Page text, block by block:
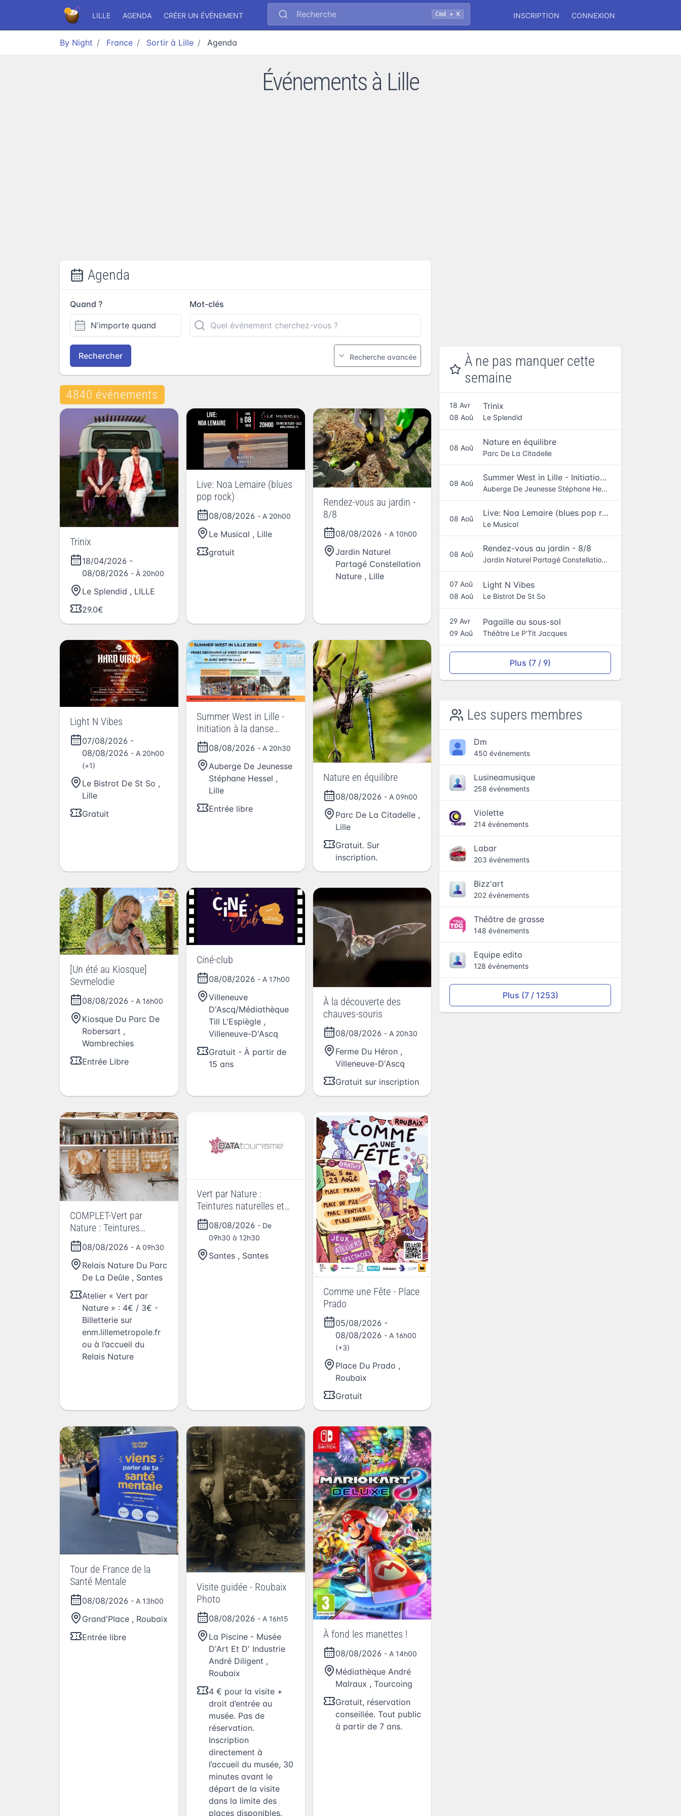
LILLE AGENDA CRÉER UN ÉVÉNEMENT Recherche Cmd + K INSCRIPTION CONNEXION
By Night France Sortir à Lille Agenda
Événements à Lille
Agenda
Quand ? Mot-clés
Rechercher Recherche avancée
4840 événements
Trinix
18/04/2026 -
08/08/2026 - À 20h00
Le Splendid , LILLE
29.0€
Live: Noa Lemaire (blues
pop rock)
08/08/2026 - A 20h00
Le Musical , Lille
gratuit
Rendez-vous au jardin -
8/8
08/08/2026 - A 10h00
Jardin Naturel
Partagé Constellation
Nature , Lille
Light N Vibes
07/08/2026 -
08/08/2026 - A 20h00
(+1)
Le Bistrot De St So ,
Lille
Gratuit
Summer West in Lille -
Initiation à la danse
West Coast Swing à
l'Auberge de jeunesse
Stéphane Hessel
08/08/2026 - A 20h30
Auberge De Jeunesse
Stéphane Hessel ,
Lille
Entrée libre
Nature en équilibre
08/08/2026 - A 09h00
Parc De La Citadelle ,
Lille
Gratuit. Sur
inscription.
[Un été au Kiosque]
Sevmelodie
08/08/2026 - A 16h00
Kiosque Du Parc De
Robersart ,
Wambrechies
Entrée Libre
Ciné-club
08/08/2026 - A 17h00
Villeneuve
D'Ascq/Médiathèque
Till L'Espiègle ,
Villeneuve-D'Ascq
Gratuit - À partir de
15 ans
À la découverte des
chauves-souris
08/08/2026 - A 20h30
Ferme Du Héron ,
Villeneuve-D'Ascq
Gratuit sur inscription
COMPLET-Vert par
Nature : Teintures
naturelles et Shibori
08/08/2026 - A 09h30
Relais Nature Du Parc
De La Deûle , Santes
Atelier « Vert par
Nature » : 4€ / 3€ -
Billetterie sur
enm.lillemetropole.fr
ou à l’accueil du
Relais Nature
Vert par Nature :
Teintures naturelles et
Shibori
08/08/2026 - De
09h30 à 12h30
Santes , Santes
Comme une Fête - Place
Prado
05/08/2026 -
08/08/2026 - A 16h00
(+3)
Place Du Prado ,
Roubaix
Gratuit
Tour de France de la
Santé Mentale
08/08/2026 - A 13h00
Grand'Place , Roubaix
Entrée libre
Visite guidée - Roubaix
Photo
08/08/2026 - A 16h15
La Piscine - Musée
D'Art Et D' Industrie
André Diligent ,
Roubaix
4 € pour la visite +
droit d’entrée au
musée. Pas de
réservation.
Inscription
directement à
l’accueil du musée, 30
minutes avant le
départ de la visite
dans la limite des
places disponibles.
À fond les manettes !
08/08/2026 - A 14h00
Médiathèque André
Malraux , Tourcoing
Gratuit, réservation
conseillée. Tout public
à partir de 7 ans.
À ne pas manquer cette
semaine
18 Avr
08 Aoû
Trinix
Le Splendid
08 Aoû
Nature en équilibre
Parc De La Citadelle
08 Aoû
Summer West in Lille - Initiation à la danse West Coast Swing à l'Auberge de jeunesse Stéphane Hessel
Auberge De Jeunesse Stéphane Hessel
08 Aoû
Live: Noa Lemaire (blues pop rock)
Le Musical
08 Aoû
Rendez-vous au jardin - 8/8
Jardin Naturel Partagé Constellation Nature
07 Aoû
08 Aoû
Light N Vibes
Le Bistrot De St So
29 Avr
09 Aoû
Pagaille au sous-sol
Théâtre Le P'Tit Jacques
Plus (7 / 9)
Les supers membres
Dm
450 événements
Lusineamusique
258 événements
Violette
214 événements
Labar
203 événements
Bizz'art
202 événements
Théâtre de grasse
148 événements
Equipe edito
128 événements
Plus (7 / 1253)